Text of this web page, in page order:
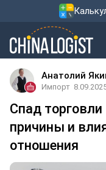
Анатолий
Импорт
Спад
причины и
отношения